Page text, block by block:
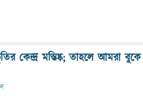
কেন্দ্র মস্তিষ্ক; তাহলে আমরা